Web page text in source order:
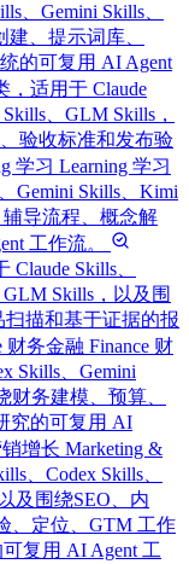
、Gemini Skills、
、提示词库、
的可复用 AI Agent
，适用于 Claude
、GLM Skills，
验收标准和发布验
学习 Learning 学习
Gemini Skills、Kimi
导流程、概念解
工作流。
Claude Skills、
Skills，以及围
描和基于证据的报
财务金融 Finance 财
Skills、Gemini
财务建模、预算、
究的可复用 AI
增长 Marketing &
、Codex Skills、
及围绕SEO、内
、定位、GTM 工作
复用 AI Agent 工